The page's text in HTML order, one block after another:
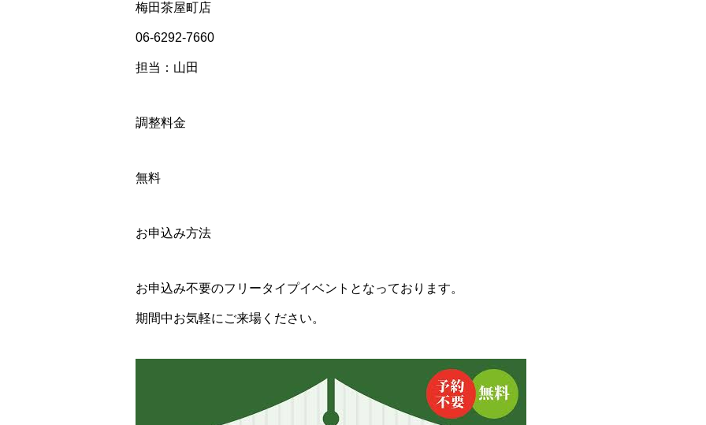
梅田茶屋町店
06-6292-7660
担当：山田
調整料金
無料
お申込み方法
お申込み不要のフリータイプイベントとなっております。
期間中お気軽にご来場ください。